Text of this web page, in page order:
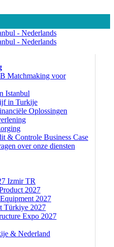
Matchmaking voor
Istanbul
in Turkije
Oplossingen
& Controle Business Case
over onze diensten
Izmir TR
2027
2027
Türkiye 2027
Expo 2027
& Nederland